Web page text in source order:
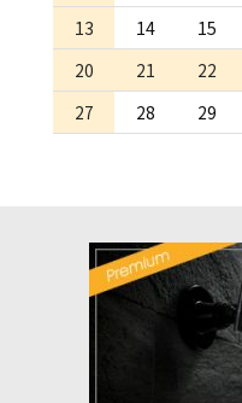
13
14 15
20
21 22
27
28 29